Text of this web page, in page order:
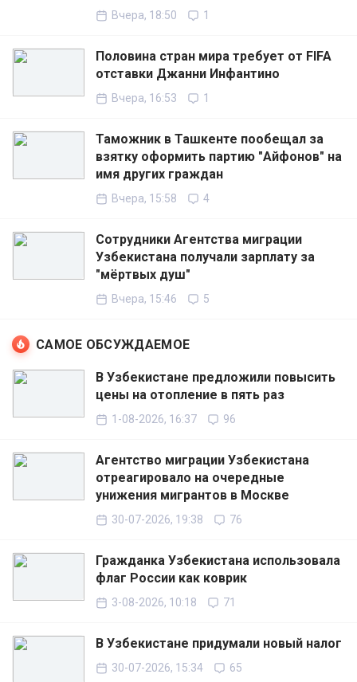
Вчера, 18:50 1
Половина стран мира требует от FIFA
отставки Джанни Инфантино
Вчера, 16:53 1
Таможник в Ташкенте пообещал за
взятку оформить партию "Айфонов" на
имя других граждан
Вчера, 15:58 4
Сотрудники Агентства миграции
Узбекистана получали зарплату за
"мёртвых душ"
Вчера, 15:46 5
САМОЕ ОБСУЖДАЕМОЕ
В Узбекистане предложили повысить
цены на отопление в пять раз
1-08-2026, 16:37 96
Агентство миграции Узбекистана
отреагировало на очередные
унижения мигрантов в Москве
30-07-2026, 19:38 76
Гражданка Узбекистана использовала
флаг России как коврик
3-08-2026, 10:18 71
В Узбекистане придумали новый налог
30-07-2026, 15:34 65